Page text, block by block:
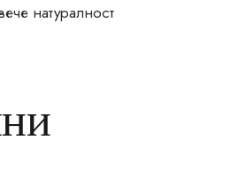
натуралност